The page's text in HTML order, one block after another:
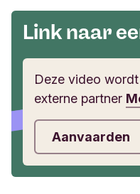
Link naar
Deze video
externe partner
Aanvaarden